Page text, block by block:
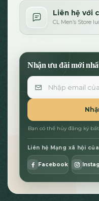
Liên hệ với
CL Men’s Store
Nhận ưu đãi mới
Email
Bạn có thể hủy đăng ký
Liên hệ Mạng xã hội
Facebook